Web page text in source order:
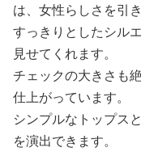
は、女性らしさを引
すっきりとしたシル
見せてくれます。
チェックの大きさも
仕上がっています。
シンプルなトップス
を演出できます。